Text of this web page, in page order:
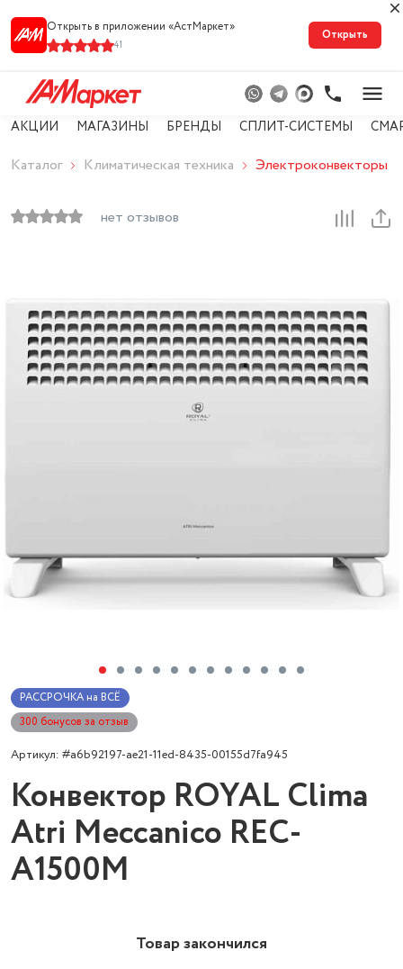
Открыть в приложении «АстМарке‪т‬»
41
Открыть
АКЦИИ МАГАЗИНЫ БРЕНДЫ СПЛИТ-СИСТЕМЫ
Каталог Климатическая техника Электроконвекторы
нет отзывов
РАССРОЧКА на ВСЁ
300 бонусов за отзыв
Артикул: #a6b92197-ae21-11ed-8435-00155d7fa945
Конвектор ROYAL Clima
Atri Meccanico REC-
A1500M
Товар закончился